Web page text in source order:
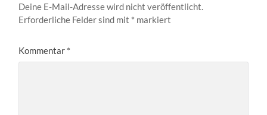
Deine E-Mail-Adresse wird nicht veröffentlicht.
Erforderliche Felder sind mit * markiert
Kommentar *